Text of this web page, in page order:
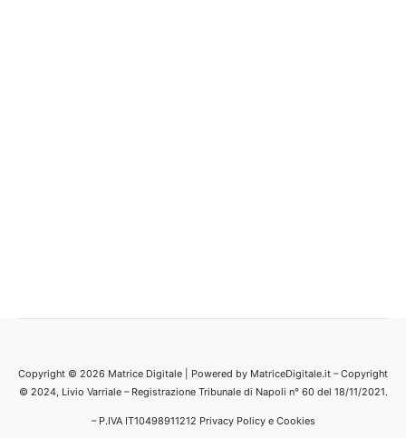
Copyright © 2026 Matrice Digitale | Powered by MatriceDigitale.it – Copyright
© 2024, Livio Varriale – Registrazione Tribunale di Napoli n° 60 del 18/11/2021.
– P.IVA IT10498911212 Privacy Policy e Cookies